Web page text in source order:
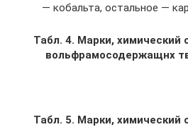
— кобальта, остальное —
Табл. 4. Марки, химический
вольфрамосодержащнх
Табл. 5. Марки, химический